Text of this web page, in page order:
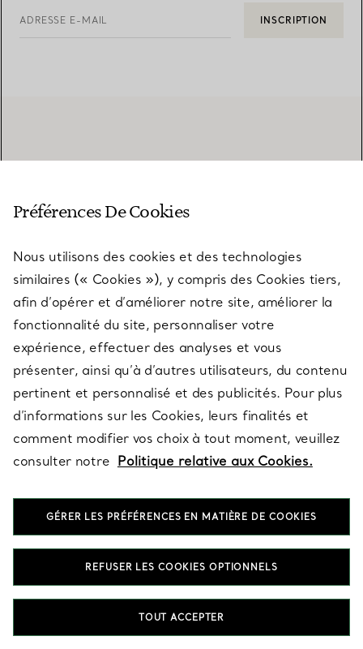
ADRESSE E-MAIL INSCRIPTION
SERVICE CLIENT
SERVICES
À PROPOS
Changer de région :
Préférences De Cookies
Nous utilisons des cookies et des technologies
similaires (« Cookies »), y compris des Cookies tiers,
afin d’opérer et d’améliorer notre site, améliorer la
fonctionnalité du site, personnaliser votre
expérience, effectuer des analyses et vous
présenter, ainsi qu’à d’autres utilisateurs, du contenu
pertinent et personnalisé et des publicités. Pour plus
d’informations sur les Cookies, leurs finalités et
comment modifier vos choix à tout moment, veuillez
consulter notre Politique relative aux Cookies.
GÉRER LES PRÉFÉRENCES EN MATIÈRE DE COOKIES
REFUSER LES COOKIES OPTIONNELS
TOUT ACCEPTER